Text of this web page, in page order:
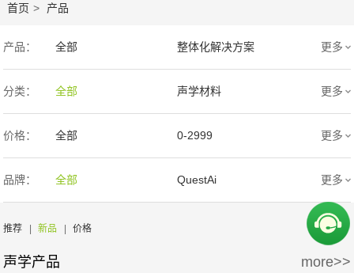
首页 > 产品
产品： 全部 整体化解决方案
音响产品 投影产品
专业扩声音箱 幕布产品
声学产品 智能产品
周边产品
更多
分类： 全部 声学材料 更多
价格： 全部 0-2999
3000-9999 1万-5万
5万-15万
30万-50万
更多
品牌： 全部 QuestAi 更多
推荐 | 新品 | 价格
声学产品 more>>